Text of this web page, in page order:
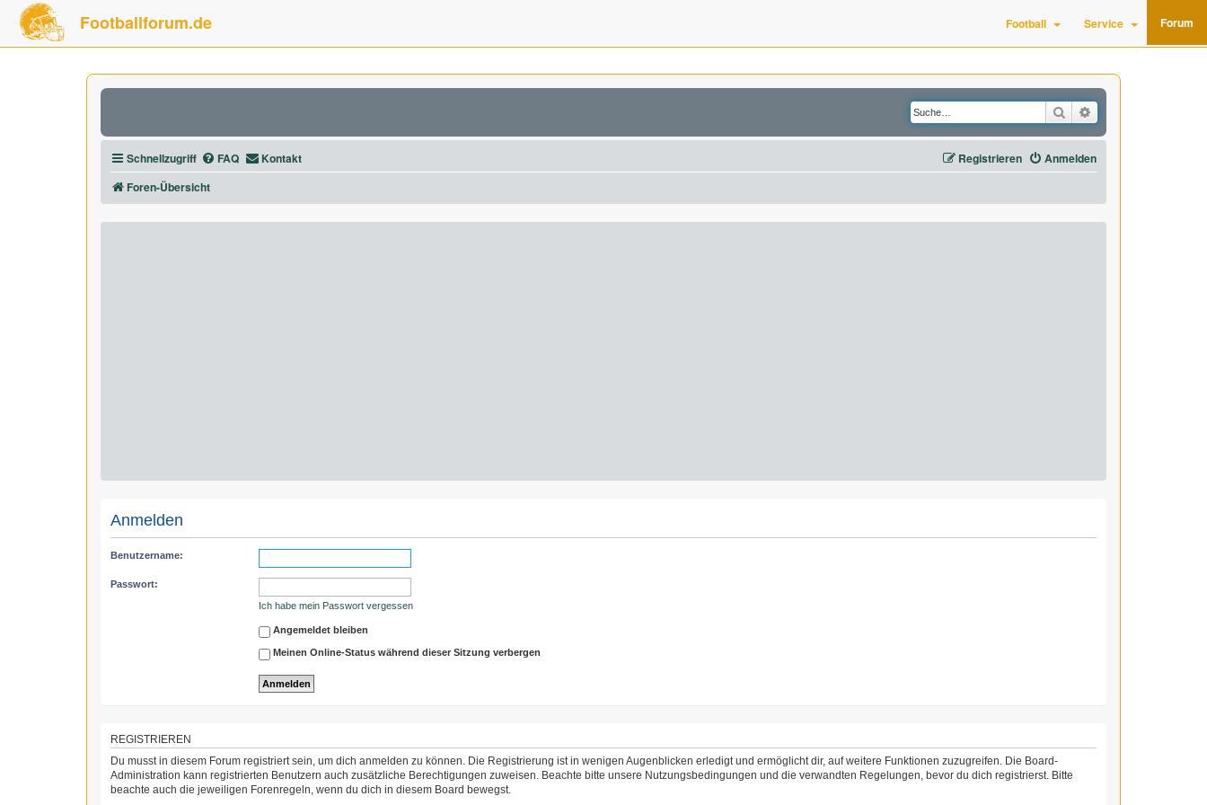
Footballforum.de Football Service Forum
Suche
Schnellzugriff FAQ Kontakt Anmelden
Registrieren
Foren-Übersicht
Anmelden
Benutzername:
Passwort:
Ich habe mein Passwort vergessen
Angemeldet bleiben
Meinen Online-Status während dieser Sitzung verbergen
REGISTRIEREN
Du musst in diesem Forum registriert sein, um dich anmelden zu können. Die Registrierung ist in wenigen Augenblicken erledigt und ermöglicht dir, auf weitere Funktionen zuzugreifen. Die Board-
Administration kann registrierten Benutzern auch zusätzliche Berechtigungen zuweisen. Beachte bitte unsere Nutzungsbedingungen und die verwandten Regelungen, bevor du dich registrierst. Bitte
beachte auch die jeweiligen Forenregeln, wenn du dich in diesem Board bewegst.